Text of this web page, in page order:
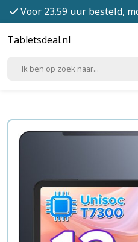
Voor 23.59 uur besteld,
Tabletsdeal.nl